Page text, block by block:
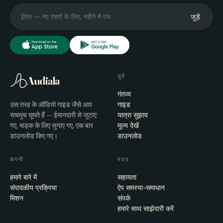
जुड़ें
Audiala
उस तरह के ऑडियो गाइड जैसे आप
सचमुच घूमते हैं — ईमानदारी से जुटाए
गए, सड़क के लिए सुनाए गए, एक बार
डाउनलोड किए गए।
घूमें
गंतव्य
गाइड
यात्रा सुझाव
मूल्य देखें
डाउनलोड
कंपनी
हमारे बारे में
संपादकीय प्रक्रिया
मिशन
मदद
सहायता
ऐप समस्या-समाधान
संपर्क
हमारे साथ साझेदारी करें